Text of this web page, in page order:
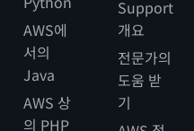
AWS에
서의
Java
AWS 상
의 PHP
Support
개요
전문가의
도움 받
기